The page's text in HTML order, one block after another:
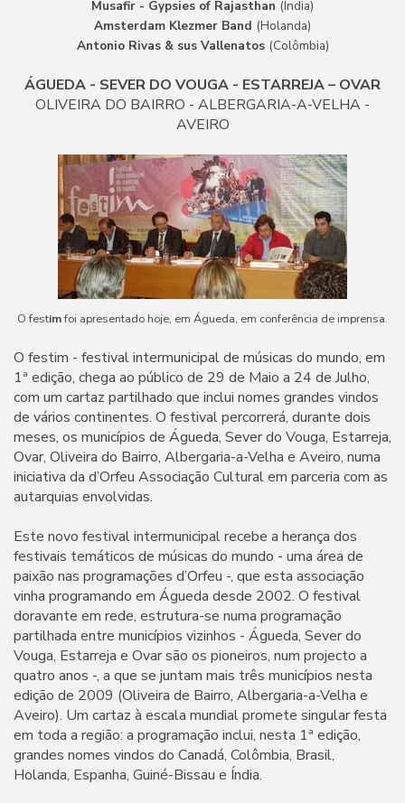
Musafir - Gypsies of Rajasthan (Índia)
Amsterdam Klezmer Band (Holanda)
Antonio Rivas & sus Vallenatos(Colômbia)
ÁGUEDA - SEVER DO VOUGA - ESTARREJA – OVAR
OLIVEIRA DO BAIRRO - ALBERGARIA-A-VELHA -
AVEIRO
O festimfoi apresentado hoje, em Águeda, em conferência de imprensa.
O festim - festival intermunicipal de músicas do mundo, em
1ª edição, chega ao público de 29 de Maio a 24 de Julho,
com um cartaz partilhado que inclui nomes grandes vindos
de vários continentes. O festival percorrerá, durante dois
meses, os municípios de Águeda, Sever do Vouga, Estarreja,
Ovar, Oliveira do Bairro, Albergaria-a-Velha e Aveiro, numa
iniciativa da d’Orfeu Associação Cultural em parceria com as
autarquias envolvidas.
Este novo festival intermunicipal recebe a herança dos
festivais temáticos de músicas do mundo - uma área de
paixão nas programações d’Orfeu -, que esta associação
vinha programando em Águeda desde 2002. O festival
doravante em rede, estrutura-se numa programação
partilhada entre municípios vizinhos - Águeda, Sever do
Vouga, Estarreja e Ovar são os pioneiros, num projecto a
quatro anos -, a que se juntam mais três municípios nesta
edição de 2009 (Oliveira de Bairro, Albergaria-a-Velha e
Aveiro). Um cartaz à escala mundial promete singular festa
em toda a região: a programação inclui, nesta 1ª edição,
grandes nomes vindos do Canadá, Colômbia, Brasil,
Holanda, Espanha, Guiné-Bissau e Índia.